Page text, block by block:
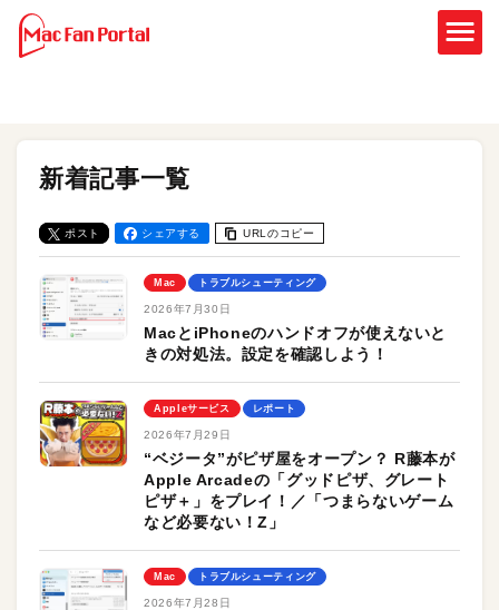
新着記事一覧
ポスト シェアする URLのコピー
Mac トラブルシューティング
2026年7月30日
MacとiPhoneのハンドオフが使えないと
きの対処法。設定を確認しよう！
Appleサービス レポート
2026年7月29日
“ベジータ”がピザ屋をオープン？ R藤本が
Apple Arcadeの「グッドピザ、グレート
ピザ＋」をプレイ！／「つまらないゲーム
など必要ない！Z」
Mac トラブルシューティング
2026年7月28日